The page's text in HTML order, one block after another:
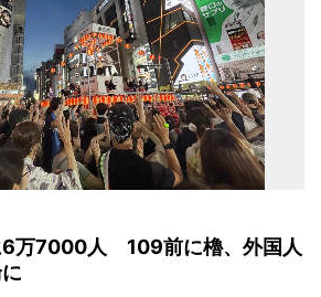
6万7000人 109前に櫓、外国人